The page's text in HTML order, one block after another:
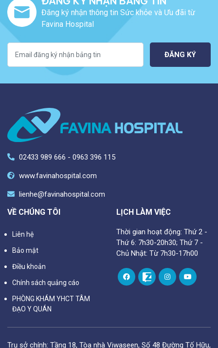
Đăng ký nhận thông tin Sức khỏe và Ưu đãi từ
Favina Hospital
ĐĂNG KÝ
02433 989 666 - 0963 396 115
www.favinahospital.com
lienhe@favinahospital.com
VỀ CHÚNG TÔI
Liên hệ
Bảo mật
Điều khoản
Chính sách quảng cáo
PHÒNG KHÁM YHCT TÂM
ĐẠO Y QUÁN
LỊCH LÀM VIỆC
Thời gian hoạt động: Thứ 2 -
Thứ 6: 7h30-20h30; Thứ 7 -
Chủ Nhật: Từ 7h30-17h00
Trụ sở chính: Tầng 18, Tòa nhà Viwaseen, Số 48 Đường Tố Hữu,